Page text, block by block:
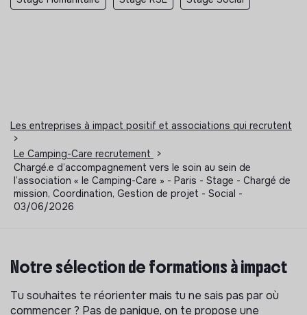
Les entreprises à impact positif et associations qui recrutent
>
Le Camping-Care recrutement
>
Chargé.e d’accompagnement vers le soin au sein de
l’association « le Camping-Care » - Paris - Stage - Chargé de
mission, Coordination, Gestion de projet - Social -
03/06/2026
Notre sélection de formations à impact
Tu souhaites te réorienter mais tu ne sais pas par où
commencer ? Pas de panique, on te propose une